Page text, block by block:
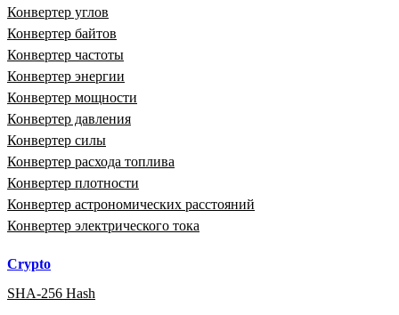
Конвертер углов
Конвертер байтов
Конвертер частоты
Конвертер энергии
Конвертер мощности
Конвертер давления
Конвертер силы
Конвертер расхода топлива
Конвертер плотности
Конвертер астрономических расстояний
Конвертер электрического тока
Crypto
SHA-256 Hash